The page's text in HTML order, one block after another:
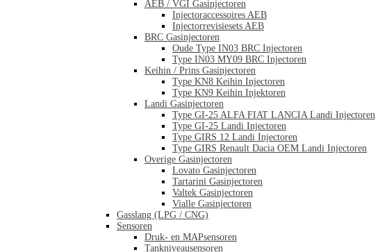
AEB / VGI Gasinjectoren
Injectoraccessoires AEB
Injectorrevisiesets AEB
BRC Gasinjectoren
Oude Type IN03 BRC Injectoren
Type IN03 MY09 BRC Injectoren
Keihin / Prins Gasinjectoren
Type KN8 Keihin Injectoren
Type KN9 Keihin Injektoren
Landi Gasinjectoren
Type GI-25 ALFA FIAT LANCIA Landi Injectoren
Type GI-25 Landi Injectoren
Type GIRS 12 Landi Injectoren
Type GIRS Renault Dacia OEM Landi Injectoren
Overige Gasinjectoren
Lovato Gasinjectoren
Tartarini Gasinjectoren
Valtek Gasinjectoren
Vialle Gasinjectoren
Gasslang (LPG / CNG)
Sensoren
Druk- en MAPsensoren
Tankniveausensoren